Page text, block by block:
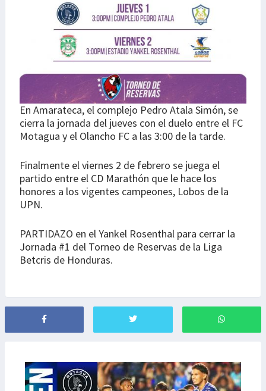
En Amarateca, el complejo Pedro Atala Simón, se
cierra la jornada del jueves con el duelo entre el FC
Motagua y el Olancho FC a las 3:00 de la tarde.
Finalmente el viernes 2 de febrero se juega el
partido entre el CD Marathón que le hace los
honores a los vigentes campeones, Lobos de la
UPN.
PARTIDAZO en el Yankel Rosenthal para cerrar la
Jornada #1 del Torneo de Reservas de la Liga
Betcris de Honduras.